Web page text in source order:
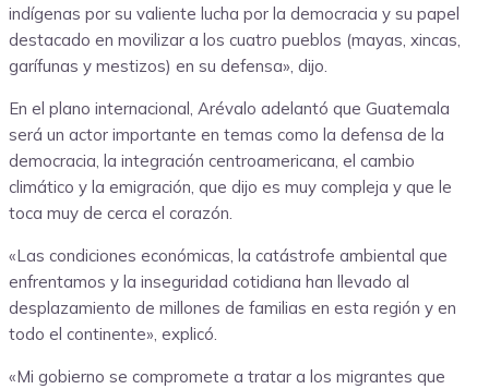
indígenas por su valiente lucha por la democracia y su papel
destacado en movilizar a los cuatro pueblos (mayas, xincas,
garífunas y mestizos) en su defensa», dijo.
En el plano internacional, Arévalo adelantó que Guatemala
será un actor importante en temas como la defensa de la
democracia, la integración centroamericana, el cambio
climático y la emigración, que dijo es muy compleja y que le
toca muy de cerca el corazón.
«Las condiciones económicas, la catástrofe ambiental que
enfrentamos y la inseguridad cotidiana han llevado al
desplazamiento de millones de familias en esta región y en
todo el continente», explicó.
«Mi gobierno se compromete a tratar a los migrantes que